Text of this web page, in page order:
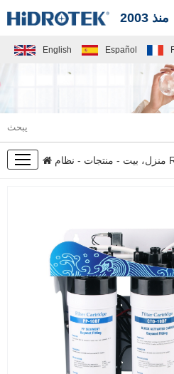
منذ 2003
English Español
منزل، بيت - منتجات -